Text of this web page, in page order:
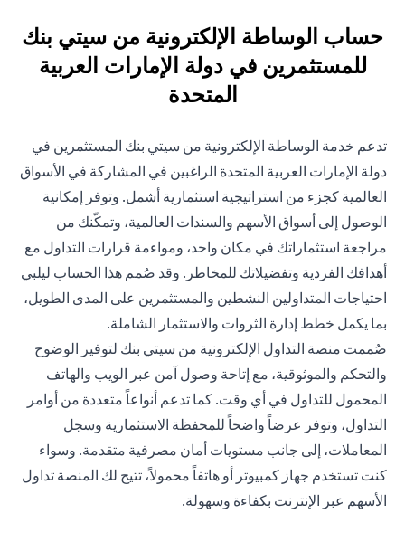
حساب الوساطة الإلكترونية من سيتي بنك
للمستثمرين في دولة الإمارات العربية
المتحدة
تدعم خدمة الوساطة الإلكترونية من سيتي بنك المستثمرين في
دولة الإمارات العربية المتحدة الراغبين في المشاركة في الأسواق
العالمية كجزء من استراتيجية استثمارية أشمل. وتوفر إمكانية
الوصول إلى أسواق الأسهم والسندات العالمية، وتمكّنك من
مراجعة استثماراتك في مكان واحد، ومواءمة قرارات التداول مع
أهدافك الفردية وتفضيلاتك للمخاطر. وقد صُمم هذا الحساب ليلبي
احتياجات المتداولين النشطين والمستثمرين على المدى الطويل،
بما يكمل خطط إدارة الثروات والاستثمار الشاملة.
صُممت منصة التداول الإلكترونية من سيتي بنك لتوفير الوضوح
والتحكم والموثوقية، مع إتاحة وصول آمن عبر الويب والهاتف
المحمول للتداول في أي وقت. كما تدعم أنواعاً متعددة من أوامر
التداول، وتوفر عرضاً واضحاً للمحفظة الاستثمارية وسجل
المعاملات، إلى جانب مستويات أمان مصرفية متقدمة. وسواء
كنت تستخدم جهاز كمبيوتر أو هاتفاً محمولاً، تتيح لك المنصة تداول
الأسهم عبر الإنترنت بكفاءة وسهولة.